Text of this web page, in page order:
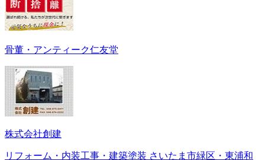
骨董・アンティーク仁友堂
株式会社創建
リフォーム・内装工事・建築塗装 さいたま市緑区・東浦和